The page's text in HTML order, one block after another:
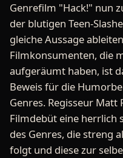
Genrefilm "Hack!" nun
der blutigen Teen-
gleiche Aussage
Filmkonsumenten, die
aufgeräumt haben, ist
Beweis für die
Genres. Regisseur
Filmdebüt eine herrlich
des Genres, die streng
folgt und diese zur